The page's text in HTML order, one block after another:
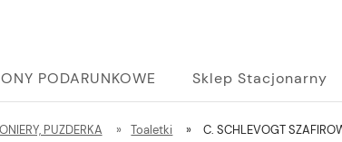
PODARUNKOWE Sklep Stacjonarny
PUZDERKA » Toaletki » C. SCHLEVOGT